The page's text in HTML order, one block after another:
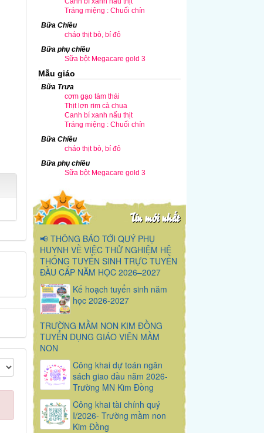
Tráng miệng : Chuối chín
Bữa Chiều
cháo thịt bò, bí đỏ
Bữa phụ chiều
Sữa bột Megacare gold 3
Mẫu giáo
Bữa Trưa
cơm gạo tám thái
Thịt lợn rim cà chua
Canh bí xanh nấu thịt
Tráng miệng : Chuối chín
Bữa Chiều
cháo thịt bò, bí đỏ
Bữa phụ chiều
Sữa bột Megacare gold 3
Tin mới nhất
📢 THÔNG BÁO TỚI QUÝ PHỤ
HUYNH VỀ VIỆC THỬ NGHIỆM HỆ
THỐNG TUYỂN SINH TRỰC TUYẾN
ĐẦU CẤP NĂM HỌC 2026–2027
Kế hoạch tuyển sinh năm
học 2026-2027
TRƯỜNG MẦM NON KIM ĐỒNG
TUYỂN DỤNG GIÁO VIÊN MẦM
NON
Công khai dự toán ngân
sách giao đầu năm 2026-
Trường MN Kim Đồng
Công khai tài chính quý
I/2026- Trường mầm non
Kim Đồng